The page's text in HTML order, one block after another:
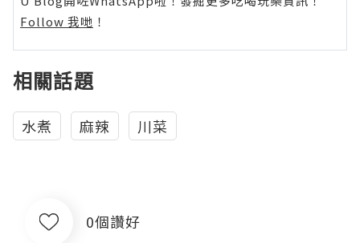
Follow 我哋 ！
相關話題
水煮 麻辣 川菜
0個讚好